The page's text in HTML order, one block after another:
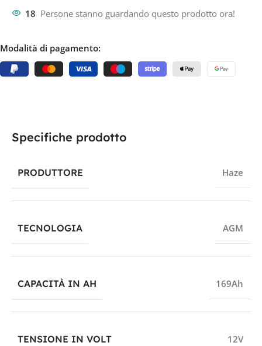
18 Persone stanno guardando questo prodotto ora!
Modalità di pagamento:
Specifiche prodotto
PRODUTTORE Haze
TECNOLOGIA AGM
CAPACITÀ IN AH 169Ah
TENSIONE IN VOLT 12V